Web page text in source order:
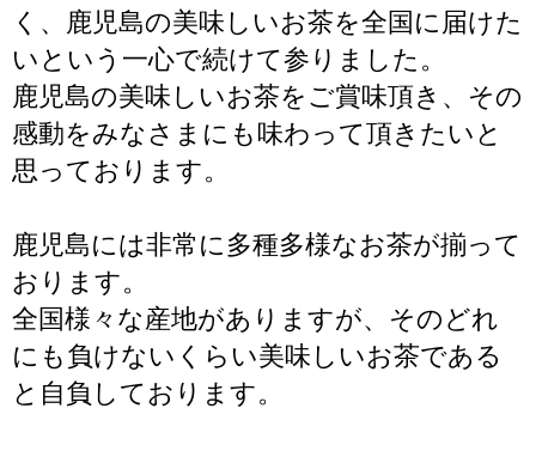
く、鹿児島の美味しいお茶を全国に届けた
いという一心で続けて参りました。
鹿児島の美味しいお茶をご賞味頂き、その
感動をみなさまにも味わって頂きたいと
思っております。
鹿児島には非常に多種多様なお茶が揃って
おります。
全国様々な産地がありますが、そのどれ
にも負けないくらい美味しいお茶である
と自負しております。